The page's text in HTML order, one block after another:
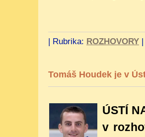
| Rubrika: ROZHOVORY
Tomáš Houdek je v
ÚSTÍ
v